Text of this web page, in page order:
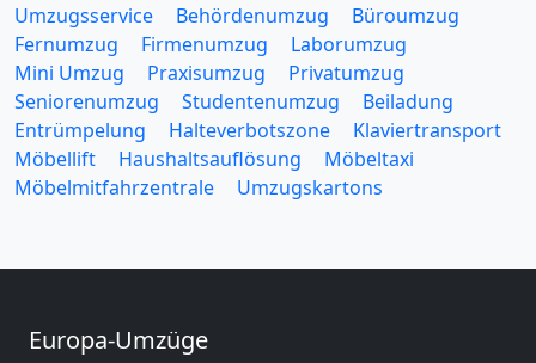
Umzugsservice Behördenumzug
Büroumzug
Fernumzug
Firmenumzug
Laborumzug
Mini Umzug
Praxisumzug
Privatumzug
Seniorenumzug
Studentenumzug
Beiladung
Entrümpelung
Halteverbotszone
Klaviertransport
Möbellift
Haushaltsauflösung
Möbeltaxi
Möbelmitfahrzentrale
Umzugskartons
Europa-Umzüge